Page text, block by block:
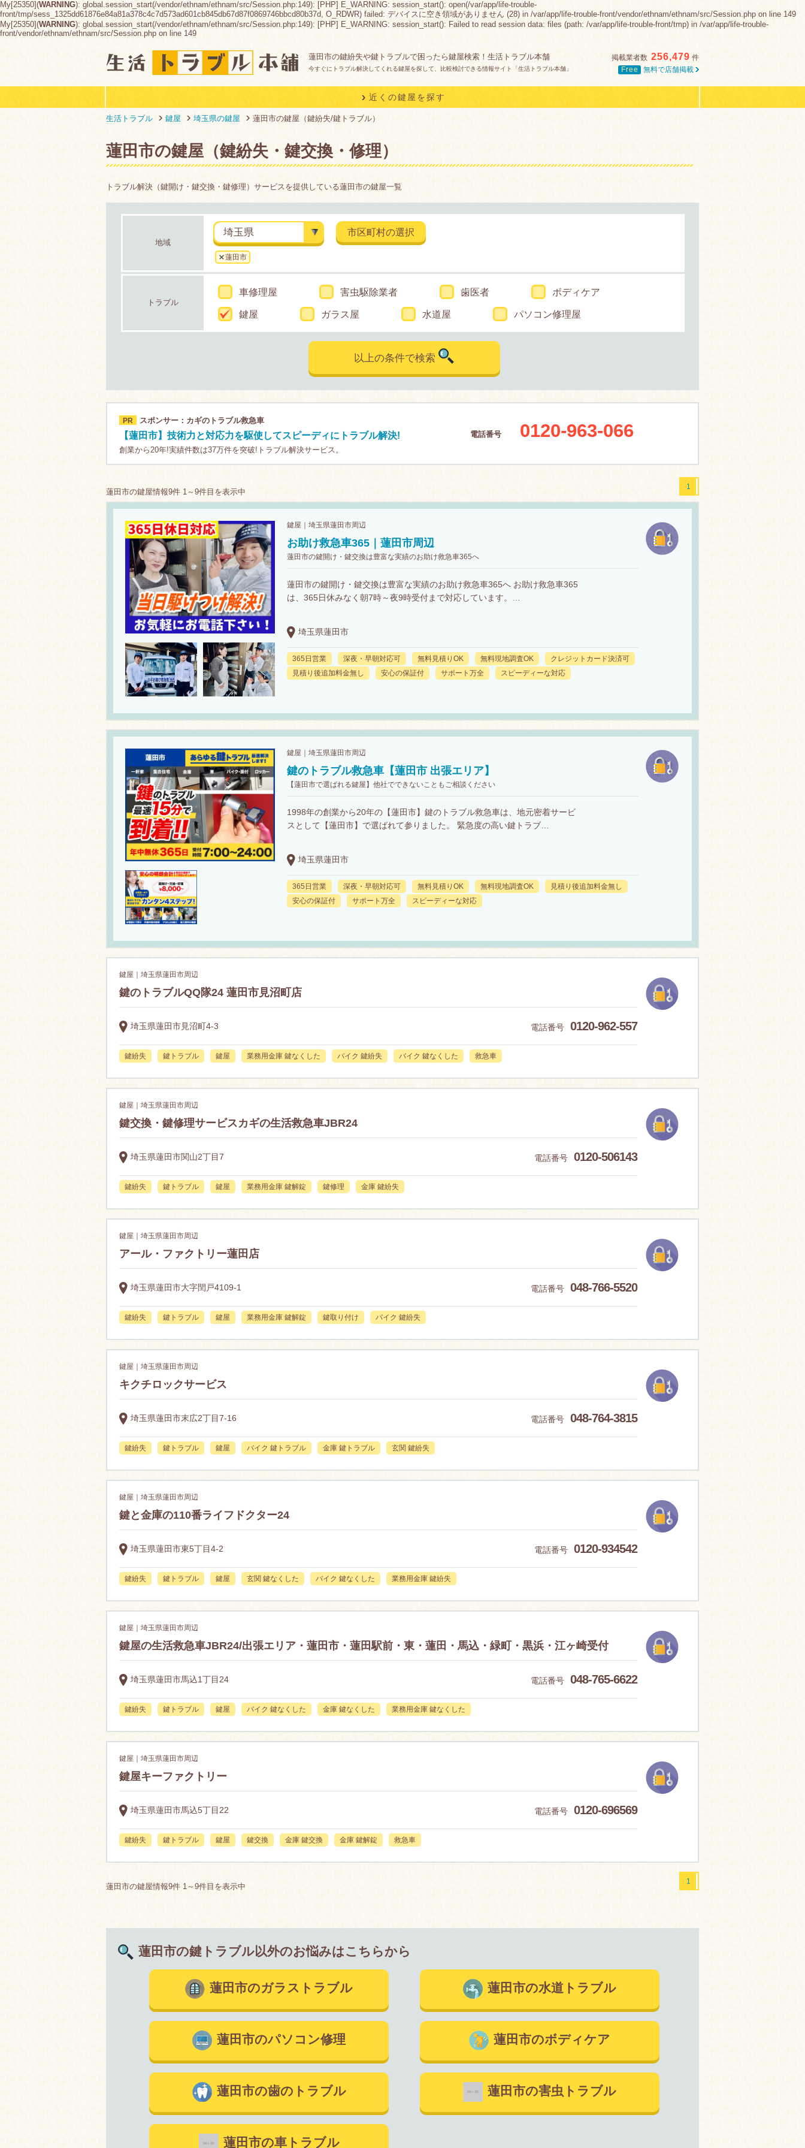
My[25350](WARNING): global.session_start(/vendor/ethnam/ethnam/src/Session.php:149): [PHP] E_WARNING: session_start(): open(/var/app/life-trouble-
front/tmp/sess_1325dd61876e84a81a378c4c7d573ad601cb845db67d87f0869746bbcd80b37d, O_RDWR) failed: デバイスに空き領域がありません (28) in /var/app/life-trouble-front/vendor/ethnam/ethnam/src/Session.php on line 149
My[25350](WARNING): global.session_start(/vendor/ethnam/ethnam/src/Session.php:149): [PHP] E_WARNING: session_start(): Failed to read session data: files (path: /var/app/life-trouble-front/tmp) in /var/app/life-trouble-
front/vendor/ethnam/ethnam/src/Session.php on line 149
蓮田市の鍵紛失や鍵トラブルで困ったら鍵屋検索！生活トラブル本舗
今すぐにトラブル解決してくれる鍵屋を探して、比較検討できる情報サイト「生活トラブル本舗」
掲載業者数 256,479 件
Free
無料で店舗掲載
近くの鍵屋を探す
生活トラブル 鍵屋 埼玉県の鍵屋 蓮田市の鍵屋（鍵紛失/鍵トラブル）
蓮田市の鍵屋（鍵紛失・鍵交換・修理）
トラブル解決（鍵開け・鍵交換・鍵修理）サービスを提供している蓮田市の鍵屋一覧
地域
埼玉県 市区町村の選択
蓮田市
トラブル
車修理屋 害虫駆除業者 歯医者 ボディケア
鍵屋 ガラス屋 水道屋 パソコン修理屋
以上の条件で検索
PR スポンサー：カギのトラブル救急車
【蓮田市】技術力と対応力を駆使してスピーディにトラブル解決!
創業から20年!実績件数は37万件を突破!トラブル解決サービス。
電話番号 0120-963-066
蓮田市の鍵屋情報9件 1～9件目を表示中
1
鍵屋｜埼玉県蓮田市周辺
お助け救急車365｜蓮田市周辺
蓮田市の鍵開け・鍵交換は豊富な実績のお助け救急車365へ
蓮田市の鍵開け・鍵交換は豊富な実績のお助け救急車365へ お助け救急車365
は、365日休みなく朝7時～夜9時受付まで対応しています。…
埼玉県蓮田市
365日営業 深夜・早朝対応可 無料見積りOK 無料現地調査OK
クレジットカード決済可
見積り後追加料金無し
安心の保証付 サポート万全 スピーディーな対応
鍵屋｜埼玉県蓮田市周辺
鍵のトラブル救急車【蓮田市 出張エリア】
【蓮田市で選ばれる鍵屋】他社でできないこともご相談ください
1998年の創業から20年の【蓮田市】鍵のトラブル救急車は、地元密着サービ
スとして【蓮田市】で選ばれて参りました。 緊急度の高い鍵トラブ…
埼玉県蓮田市
365日営業 深夜・早朝対応可 無料見積りOK 無料現地調査OK
見積り後追加料金無し
安心の保証付
サポート万全 スピーディーな対応
鍵屋｜埼玉県蓮田市周辺
鍵のトラブルQQ隊24 蓮田市見沼町店
埼玉県蓮田市見沼町4-3 電話番号 0120-962-557
鍵紛失 鍵トラブル 鍵屋 業務用金庫 鍵なくした バイク 鍵紛失 バイク 鍵なくした 救急車
鍵屋｜埼玉県蓮田市周辺
鍵交換・鍵修理サービスカギの生活救急車JBR24
埼玉県蓮田市関山2丁目7 電話番号 0120-506143
鍵紛失 鍵トラブル 鍵屋 業務用金庫 鍵解錠 鍵修理 金庫 鍵紛失
鍵屋｜埼玉県蓮田市周辺
アール・ファクトリー蓮田店
埼玉県蓮田市大字閏戸4109-1 電話番号 048-766-5520
鍵紛失 鍵トラブル 鍵屋 業務用金庫 鍵解錠 鍵取り付け バイク 鍵紛失
鍵屋｜埼玉県蓮田市周辺
キクチロックサービス
埼玉県蓮田市末広2丁目7-16 電話番号 048-764-3815
鍵紛失 鍵トラブル 鍵屋 バイク 鍵トラブル 金庫 鍵トラブル 玄関 鍵紛失
鍵屋｜埼玉県蓮田市周辺
鍵と金庫の110番ライフドクター24
埼玉県蓮田市東5丁目4-2 電話番号 0120-934542
鍵紛失 鍵トラブル 鍵屋 玄関 鍵なくした バイク 鍵なくした 業務用金庫 鍵紛失
鍵屋｜埼玉県蓮田市周辺
鍵屋の生活救急車JBR24/出張エリア・蓮田市・蓮田駅前・東・蓮田・馬込・緑町・黒浜・江ヶ崎受付
埼玉県蓮田市馬込1丁目24 電話番号 048-765-6622
鍵紛失 鍵トラブル 鍵屋 バイク 鍵なくした 金庫 鍵なくした 業務用金庫 鍵なくした
鍵屋｜埼玉県蓮田市周辺
鍵屋キーファクトリー
埼玉県蓮田市馬込5丁目22 電話番号 0120-696569
鍵紛失 鍵トラブル 鍵屋 鍵交換 金庫 鍵交換 金庫 鍵解錠 救急車
蓮田市の鍵屋情報9件 1～9件目を表示中
1
蓮田市の鍵トラブル以外のお悩みはこちらから
蓮田市のガラストラブル 蓮田市の水道トラブル
蓮田市のパソコン修理 蓮田市のボディケア
蓮田市の歯のトラブル 蓮田市の害虫トラブル
蓮田市の車トラブル